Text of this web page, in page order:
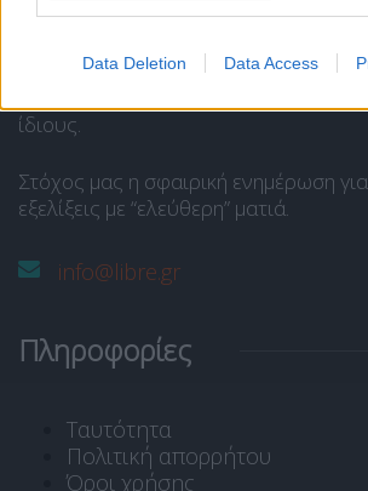
Data Deletion Data Access
ίδιους.
Στόχος μας η σφαιρική ενημέρωση για
εξελίξεις με “ελεύθερη” ματιά.
info@libre.gr
Πληροφορίες
Ταυτότητα
Πολιτική απορρήτου
Όροι χρήσης